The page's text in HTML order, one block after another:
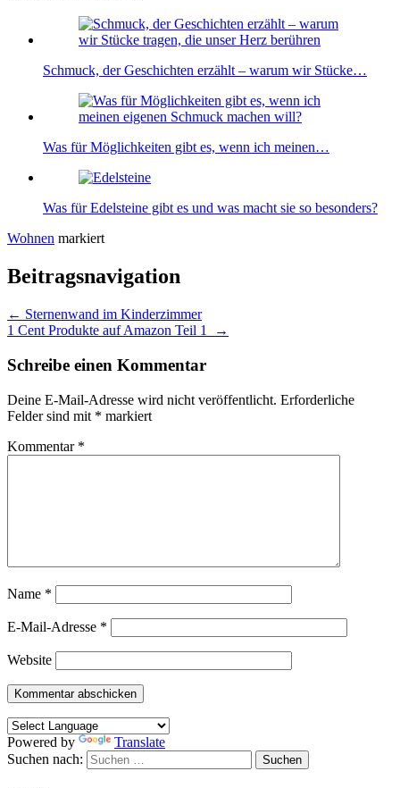
Schmuck, der Geschichten erzählt – warum wir Stücke…
Was für Möglichkeiten gibt es, wenn ich meinen…
Was für Edelsteine gibt es und was macht sie so besonders?
Wohnen markiert
Beitragsnavigation
← Sternenwand im Kinderzimmer
1 Cent Produkte auf Amazon Teil 1
→
Schreibe einen Kommentar
Deine E-Mail-Adresse wird nicht veröffentlicht. Erforderliche
Felder sind mit * markiert
Kommentar *
Name *
E-Mail-Adresse *
Website
Powered by
Translate
Suchen nach: